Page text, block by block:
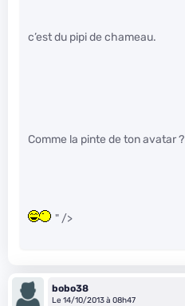
c’est du pipi de chameau.
Comme la pinte de ton avatar ?
" />
bobo38
Le 14/10/2013 à 08h47